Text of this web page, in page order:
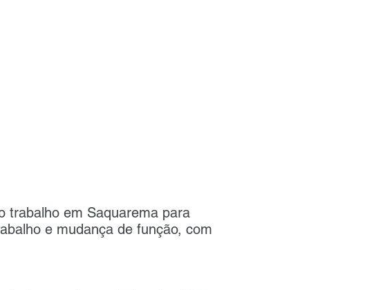
trabalho em Saquarema para
e mudança de função, com